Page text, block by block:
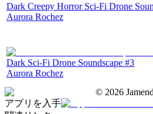
Dark Creepy Horror Sci-Fi Drone
Aurora Rochez
Dark Sci-Fi Drone Soundscape #3
Aurora Rochez
© 2026
アプリを入手